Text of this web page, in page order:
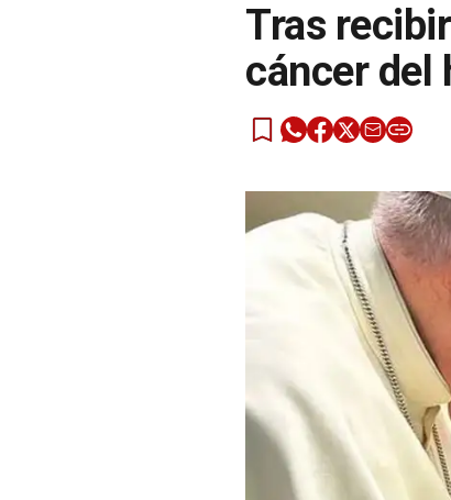
Tras
cáncer del